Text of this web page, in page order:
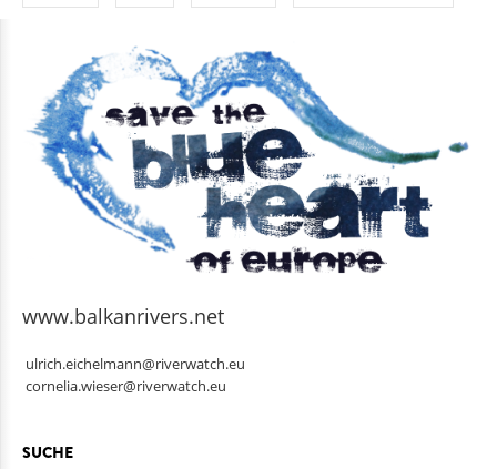
www.balkanrivers.net
ulrich.eichelmann@riverwatch.eu
cornelia.wieser@riverwatch.eu
SUCHE